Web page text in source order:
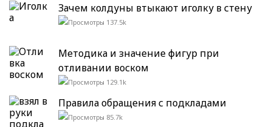
Зачем колдуны втыкают иголку в стену
137.5k
Методика и значение фигур при
отливании воском
129.1k
Правила обращения с подкладами
85.7k